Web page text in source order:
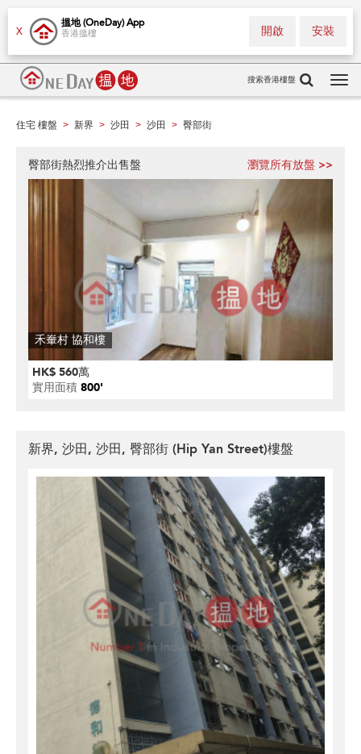
X
搵地 (OneDay) App
香港搵樓 安裝
開啟
搜索香港樓盤
住宅 樓盤 > 新界 > 沙田 > 沙田 > 臀部街
臀部街熱烈推介出售盤 瀏覽所有放盤 >>
禾輋村 協和樓
HK$ 560萬
實用面積 800'
新界, 沙田, 沙田, 臀部街 (Hip Yan Street)樓盤